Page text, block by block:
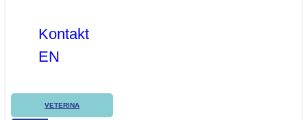
Kontakt
EN
VETERINA